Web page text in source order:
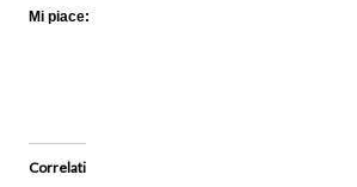
Mi piace:
Correlati